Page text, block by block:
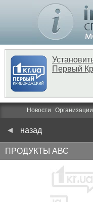
Первый
Новости Организации
назад
ПРОДУКТЫ АВС